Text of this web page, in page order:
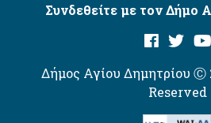
Συνδεθείτε με τον Δήμο
Δήμος Αγίου Δημητρίου
Reserved